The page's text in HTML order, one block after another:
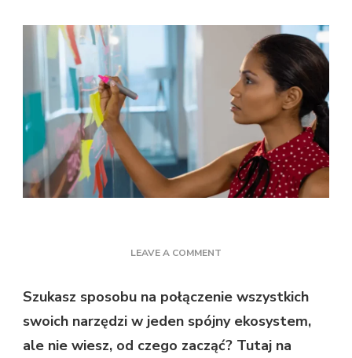
LEAVE A COMMENT
POTENCJAŁ
AUTOMATYZACJI
POMOCĄ
Szukasz sposobu na połączenie wszystkich
swoich narzędzi w jeden spójny ekosystem,
ale nie wiesz, od czego zacząć? Tutaj na